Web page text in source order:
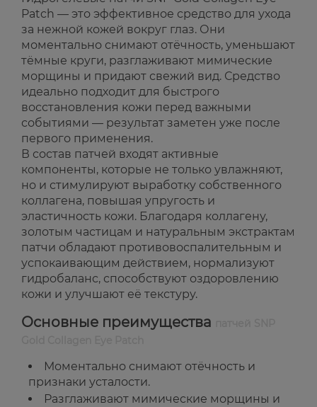
Patch — это эффективное средство для ухода
за нежной кожей вокруг глаз. Они
моментально снимают отёчность, уменьшают
тёмные круги, разглаживают мимические
морщины и придают свежий вид. Средство
идеально подходит для быстрого
восстановления кожи перед важными
событиями — результат заметен уже после
первого применения.
В состав патчей входят активные
компоненты, которые не только увлажняют,
но и стимулируют выработку собственного
коллагена, повышая упругость и
эластичность кожи. Благодаря коллагену,
золотым частицам и натуральным экстрактам
патчи обладают противовоспалительным и
успокаивающим действием, нормализуют
гидробаланс, способствуют оздоровлению
кожи и улучшают её текстуру.
Основные преимущества
Моментально снимают отёчность и
признаки усталости.
Разглаживают мимические морщины и